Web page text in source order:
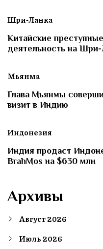
Шри-Ланка
Китайские
деятельность на
Мьянма
Глава Мьянмы
визит в Индию
Индонезия
Индия продаст
BrahMos на $630 млн
Архивы
Август 2026
Июль 2026